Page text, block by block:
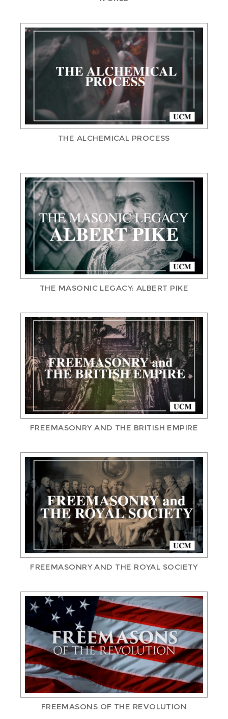
THE ALCHEMICAL PROCESS
THE MASONIC LEGACY: ALBERT PIKE
FREEMASONRY AND THE BRITISH EMPIRE
FREEMASONRY AND THE ROYAL SOCIETY
FREEMASONS OF THE REVOLUTION